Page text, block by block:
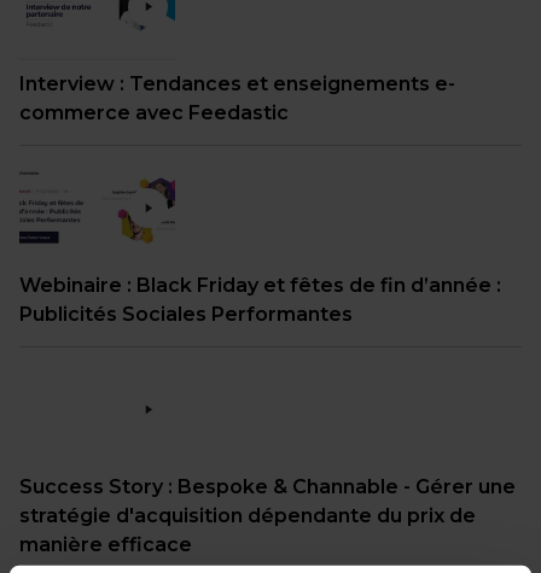
Interview : Tendances et enseignements e-
commerce avec Feedastic
Webinaire : Black Friday et fêtes de fin d’année :
Publicités Sociales Performantes
Success Story : Bespoke & Channable - Gérer une
stratégie d'acquisition dépendante du prix de
manière efficace